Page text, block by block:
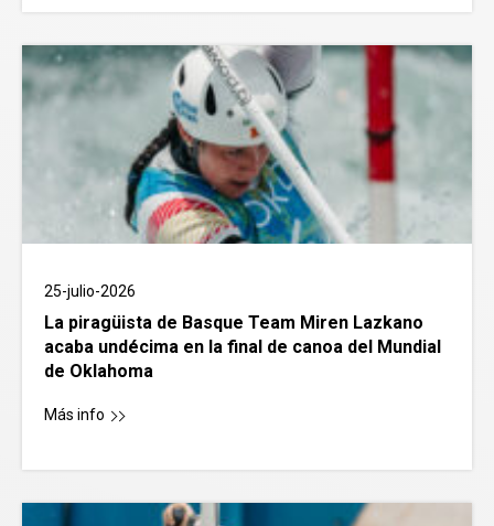
25-julio-2026
La piragüista de Basque Team Miren Lazkano
acaba undécima en la final de canoa del Mundial
de Oklahoma
Más info